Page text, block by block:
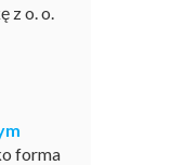
z o. o.
forma